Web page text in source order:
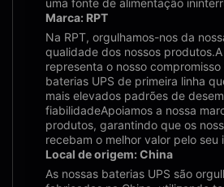
uma fonte de alimentação
Marca: RPT
Na RPT, orgulhamos-nos da
qualidade dos nossos
representa o nosso
baterias UPS de primeira linha
mais elevados padrões de
fiabilidadeApoiamos a nossa
produtos, garantindo que os
recebam o melhor valor pelo seu
Local de origem: China
As nossas baterias UPS são